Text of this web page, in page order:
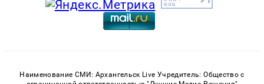
Наименование СМИ: Архангельск Live Учредитель: Общество с